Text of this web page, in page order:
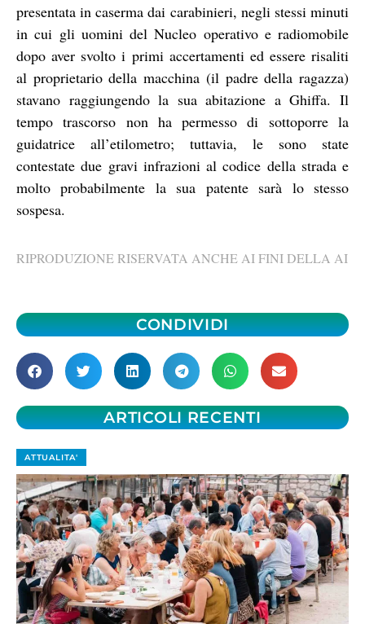
presentata in caserma dai carabinieri, negli stessi minuti
in cui gli uomini del Nucleo operativo e radiomobile
dopo aver svolto i primi accertamenti ed essere risaliti
al proprietario della macchina (il padre della ragazza)
stavano raggiungendo la sua abitazione a Ghiffa. Il
tempo trascorso non ha permesso di sottoporre la
guidatrice all’etilometro; tuttavia, le sono state
contestate due gravi infrazioni al codice della strada e
molto probabilmente la sua patente sarà lo stesso
sospesa.
RIPRODUZIONE RISERVATA ANCHE AI FINI DELLA AI
CONDIVIDI
ARTICOLI RECENTI
ATTUALITA'